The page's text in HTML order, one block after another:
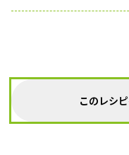
このレシ